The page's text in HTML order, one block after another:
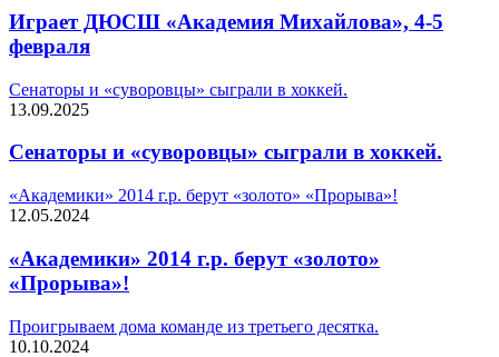
Играет ДЮСШ «Академия Михайлова», 4-5
февраля
Сенаторы и «суворовцы» сыграли в хоккей.
13.09.2025
Сенаторы и «суворовцы» сыграли в хоккей.
«Академики» 2014 г.р. берут «золото» «Прорыва»!
12.05.2024
«Академики» 2014 г.р. берут «золото»
«Прорыва»!
Проигрываем дома команде из третьего десятка.
10.10.2024